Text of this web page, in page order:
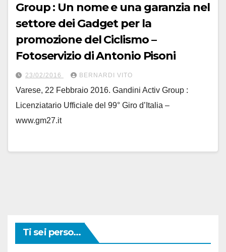
Group : Un nome e una garanzia nel
settore dei Gadget per la
promozione del Ciclismo –
Fotoservizio di Antonio Pisoni
23/02/2016 BERNARDI VITO
Varese, 22 Febbraio 2016. Gandini Activ Group :
Licenziatario Ufficiale del 99° Giro d’Italia –
www.gm27.it
Ti sei perso...